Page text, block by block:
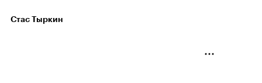
Стас Тыркин